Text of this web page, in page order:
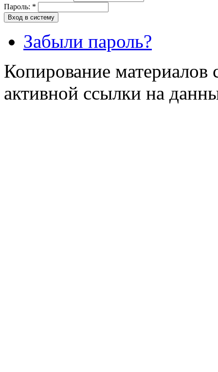
Пароль: *
Забыли пароль?
Копирование материалов
активной ссылки на